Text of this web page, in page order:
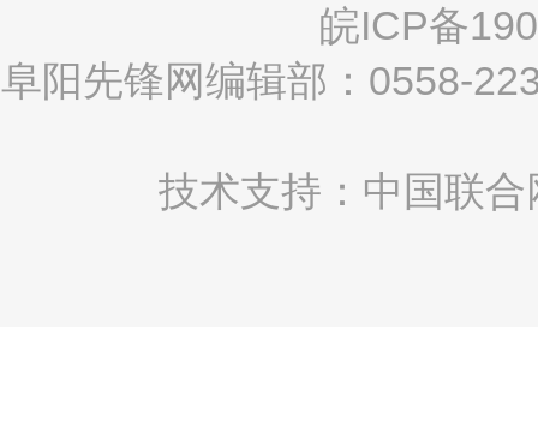
皖ICP备
阜阳先锋网编辑部：0558-
技术支持：中国联